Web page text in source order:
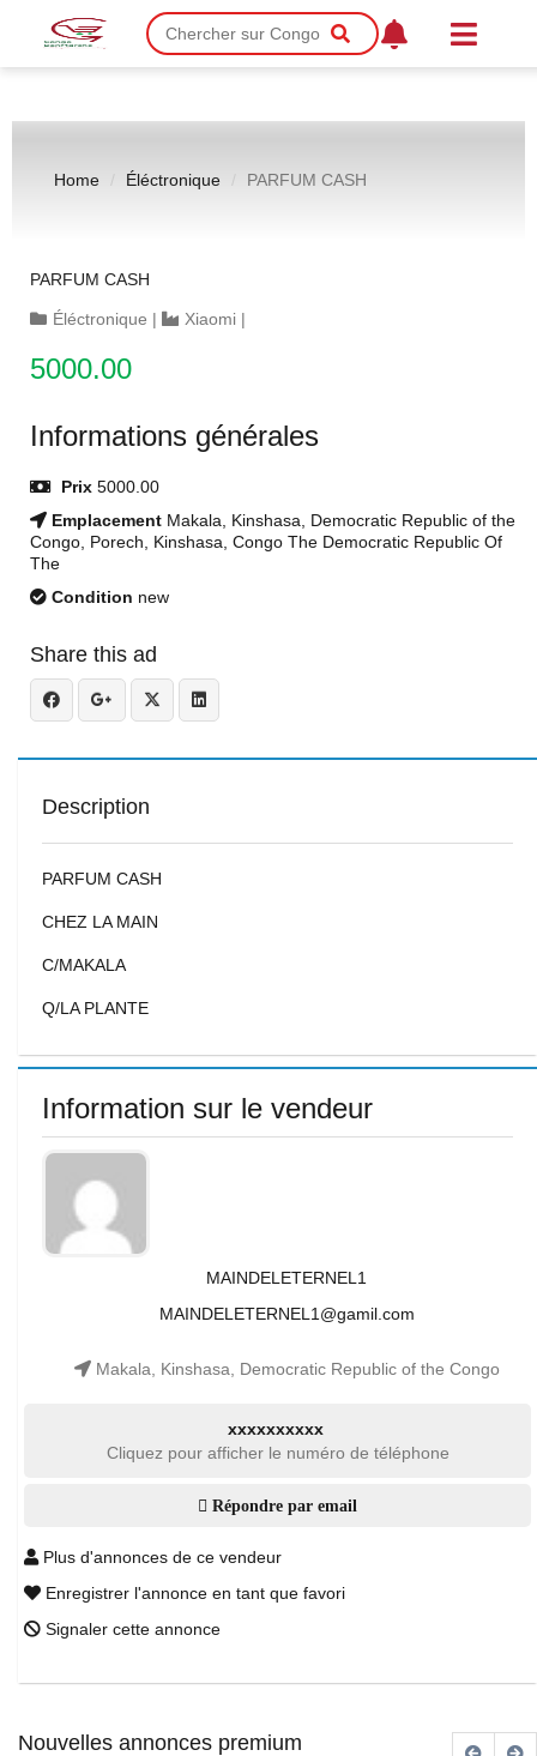
Home Éléctronique PARFUM CASH
PARFUM CASH
Éléctronique | Xiaomi |
5000.00
Informations générales
Prix 5000.00
Emplacement Makala, Kinshasa, Democratic Republic of the
Congo, Porech, Kinshasa, Congo The Democratic Republic Of
The
Condition new
Share this ad
Description
PARFUM CASH
CHEZ LA MAIN
C/MAKALA
Q/LA PLANTE
Information sur le vendeur
MAINDELETERNEL1
MAINDELETERNEL1@gamil.com
Makala, Kinshasa, Democratic Republic of the Congo
xxxxxxxxxx
Cliquez pour afficher le numéro de téléphone
Répondre par email
Plus d'annonces de ce vendeur
Enregistrer l'annonce en tant que favori
Signaler cette annonce
Nouvelles annonces premium